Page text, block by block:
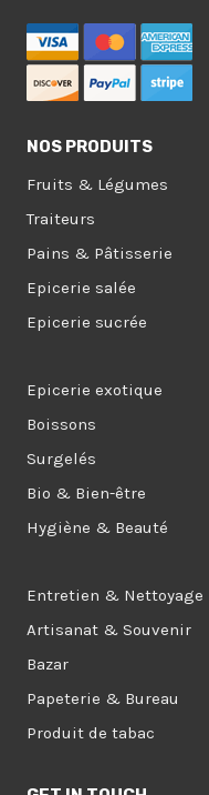
NOS PRODUITS
Fruits & Légumes
Traiteurs
Pains & Pâtisserie
Epicerie salée
Epicerie sucrée
Epicerie exotique
Boissons
Surgelés
Bio & Bien-être
Hygiène & Beauté
Entretien & Nettoyage
Artisanat & Souvenir
Bazar
Papeterie & Bureau
Produit de tabac